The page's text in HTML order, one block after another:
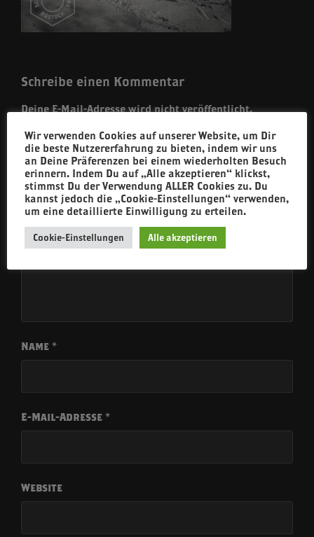
Schreibe einen Kommentar
Deine E-Mail-Adresse wird nicht veröffentlicht.
Kommentar*
Name *
E-Mail-Adresse *
Website
Wir verwenden Cookies auf unserer Website, um Dir
die beste Nutzererfahrung zu bieten, indem wir uns
an Deine Präferenzen bei einem wiederholten Besuch
erinnern. Indem Du auf „Alle akzeptieren“ klickst,
stimmst Du der Verwendung ALLER Cookies zu. Du
kannst jedoch die „Cookie-Einstellungen“ verwenden,
um eine detaillierte Einwilligung zu erteilen.
Cookie-Einstellungen Alle akzeptieren